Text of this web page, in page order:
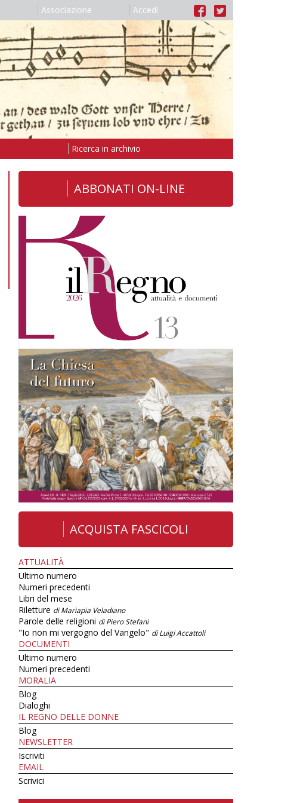
Associazione Accedi
Ricerca in archivio
ABBONATI ON-LINE
ACQUISTA FASCICOLI
ATTUALITÀ
Ultimo numero
Numeri precedenti
Libri del mese
Riletture di Mariapia Veladiano
Parole delle religioni di Piero Stefani
"Io non mi vergogno del Vangelo" di Luigi Accattoli
DOCUMENTI
Ultimo numero
Numeri precedenti
MORALIA
Blog
Dialoghi
IL REGNO DELLE DONNE
Blog
NEWSLETTER
Iscriviti
EMAIL
Scrivici